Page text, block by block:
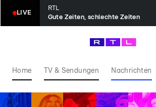
LIVE
RTL
Gute Zeiten, schlechte Zeiten
Home TV & Sendungen Nachrichten